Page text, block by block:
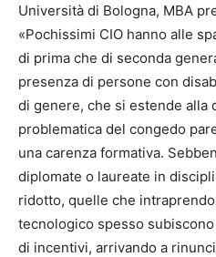
Università di Bologna, MBA
«Pochissimi CIO hanno alle
di prima che di seconda
presenza di persone con
di genere, che si estende alla
problematica del congedo
una carenza formativa.
diplomate o laureate in
ridotto, quelle che
tecnologico spesso
di incentivi, arrivando a